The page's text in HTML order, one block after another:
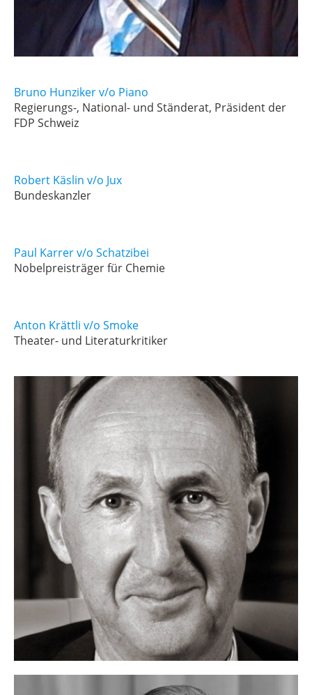
Bruno Hunziker v/o Piano
Regierungs-, National- und Ständerat, Präsident der
FDP Schweiz
Robert Käslin v/o Jux
Bundeskanzler
Paul Karrer v/o Schatzibei
Nobelpreisträger für Chemie
Anton Krättli v/o Smoke
Theater- und Literaturkritiker